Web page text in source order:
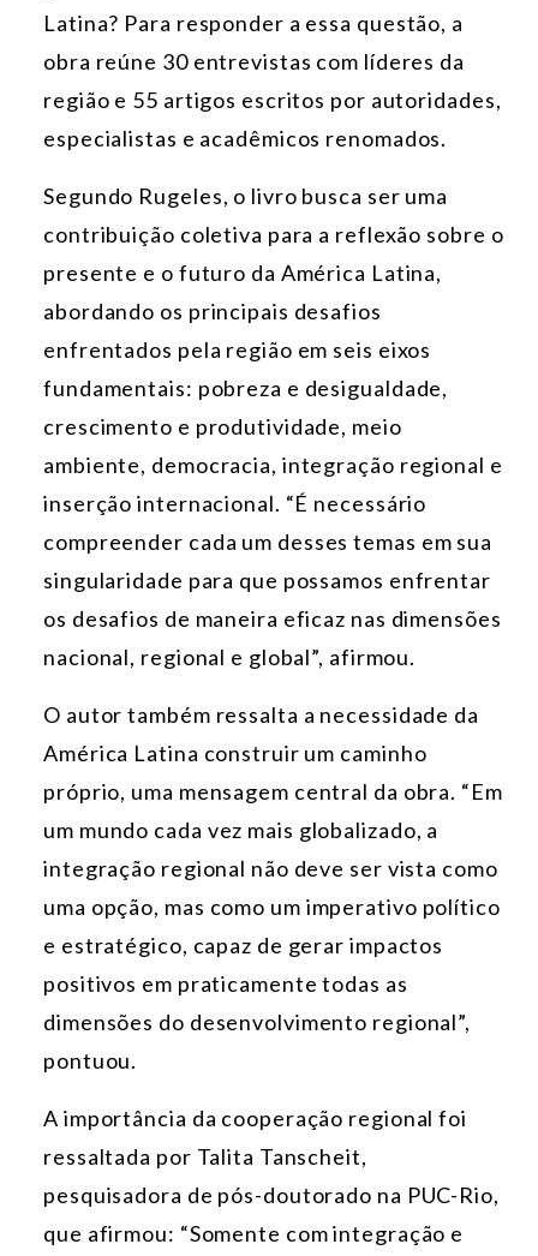
Latina? Para responder a essa questão, a
obra reúne 30 entrevistas com líderes da
região e 55 artigos escritos por autoridades,
especialistas e acadêmicos renomados.
Segundo Rugeles, o livro busca ser uma
contribuição coletiva para a reflexão sobre o
presente e o futuro da América Latina,
abordando os principais desafios
enfrentados pela região em seis eixos
fundamentais: pobreza e desigualdade,
crescimento e produtividade, meio
ambiente, democracia, integração regional e
inserção internacional. “É necessário
compreender cada um desses temas em sua
singularidade para que possamos enfrentar
os desafios de maneira eficaz nas dimensões
nacional, regional e global”, afirmou.
O autor também ressalta a necessidade da
América Latina construir um caminho
próprio, uma mensagem central da obra. “Em
um mundo cada vez mais globalizado, a
integração regional não deve ser vista como
uma opção, mas como um imperativo político
e estratégico, capaz de gerar impactos
positivos em praticamente todas as
dimensões do desenvolvimento regional”,
pontuou.
A importância da cooperação regional foi
ressaltada por Talita Tanscheit,
pesquisadora de pós-doutorado na PUC-Rio,
que afirmou: “Somente com integração e